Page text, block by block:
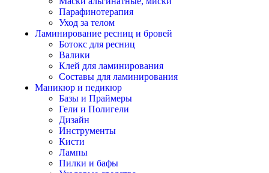
Парафинотерапия
Уход за телом
Ламинирование ресниц и бровей
Ботокс для ресниц
Валики
Клей для ламинирования
Составы для ламинирования
Маникюр и педикюр
Базы и Праймеры
Гели и Полигели
Дизайн
Инструменты
Кисти
Лампы
Пилки и бафы